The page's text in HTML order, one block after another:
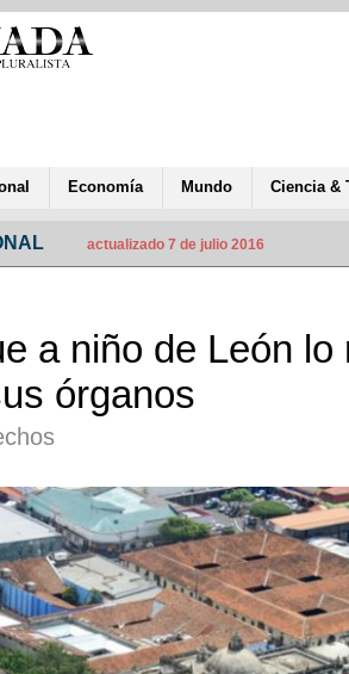
Economía Mundo Ciencia &
actualizado 7 de julio 2016
a niño de León lo
órganos